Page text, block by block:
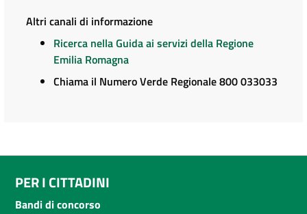
Altri canali di informazione
Ricerca nella Guida ai servizi della Regione
Emilia Romagna
Chiama il Numero Verde Regionale 800 033033
PER I CITTADINI
Bandi di concorso